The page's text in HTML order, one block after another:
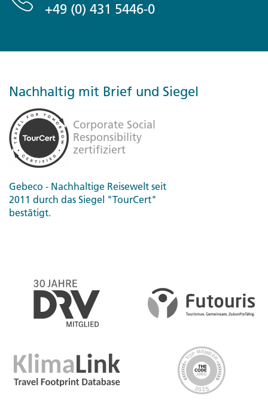
+49 (0) 431 5446-0
Nachhaltig mit Brief und Siegel
Gebeco - Nachhaltige Reisewelt seit
2011 durch das Siegel "TourCert"
bestätigt.